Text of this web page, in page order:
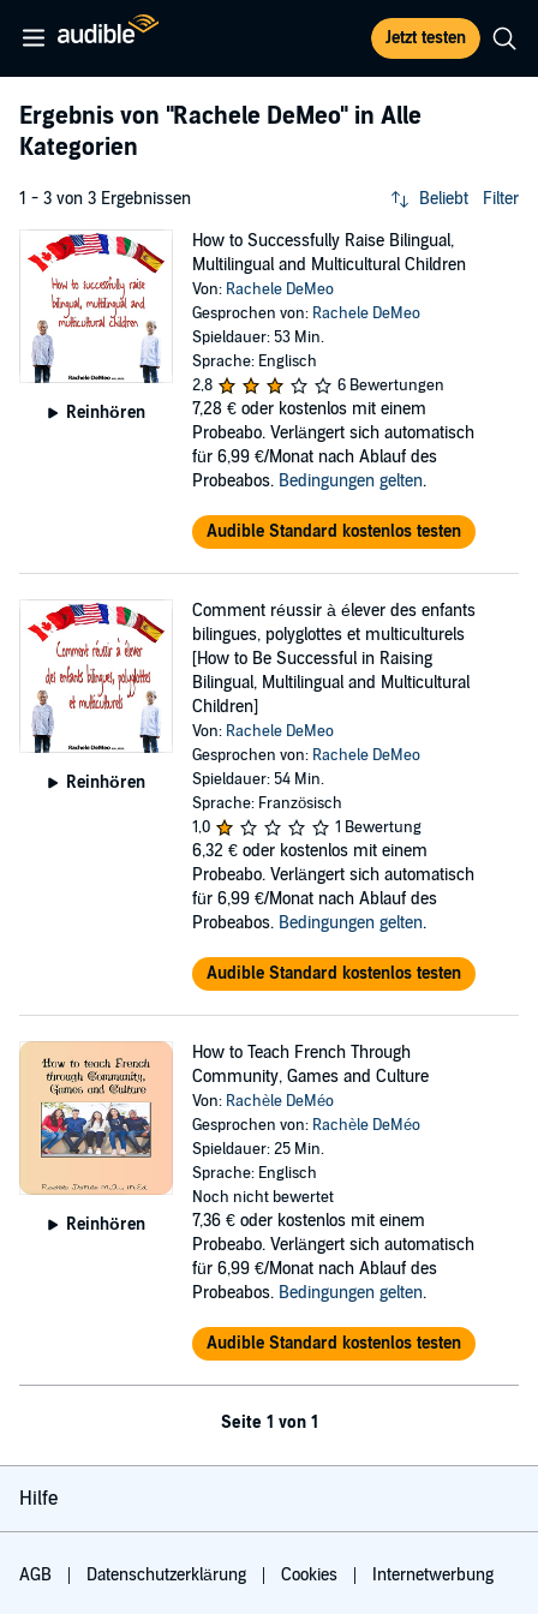
Jetzt testen
Ergebnis von "Rachele DeMeo" in Alle
Kategorien
1 - 3 von 3 Ergebnissen Beliebt Filter
Reinhören
How to Successfully Raise Bilingual,
Multilingual and Multicultural Children
Von: Rachele DeMeo
Gesprochen von: Rachele DeMeo
Spieldauer: 53 Min.
Sprache: Englisch
2,8
6 Bewertungen
7,28 € oder kostenlos mit einem
Probeabo. Verlängert sich automatisch
für 6,99 €/Monat nach Ablauf des
Probeabos. Bedingungen gelten.
Audible Standard kostenlos testen
Reinhören
Comment réussir à élever des enfants
bilingues, polyglottes et multiculturels
[How to Be Successful in Raising
Bilingual, Multilingual and Multicultural
Children]
Von: Rachele DeMeo
Gesprochen von: Rachele DeMeo
Spieldauer: 54 Min.
Sprache: Französisch
1,0
1 Bewertung
6,32 € oder kostenlos mit einem
Probeabo. Verlängert sich automatisch
für 6,99 €/Monat nach Ablauf des
Probeabos. Bedingungen gelten.
Audible Standard kostenlos testen
Reinhören
How to Teach French Through
Community, Games and Culture
Von: Rachèle DeMéo
Gesprochen von: Rachèle DeMéo
Spieldauer: 25 Min.
Sprache: Englisch
Noch nicht bewertet
7,36 € oder kostenlos mit einem
Probeabo. Verlängert sich automatisch
für 6,99 €/Monat nach Ablauf des
Probeabos. Bedingungen gelten.
Audible Standard kostenlos testen
Seite 1 von 1
Hilfe
AGB Datenschutzerklärung Cookies Internetwerbung